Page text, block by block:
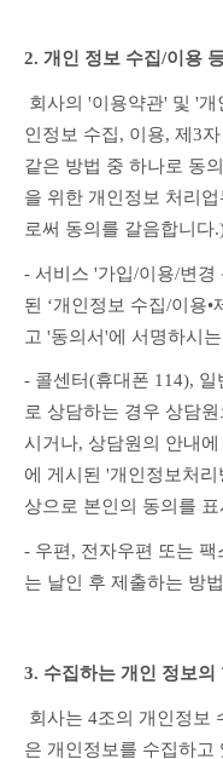
2. 개인 정보 수집/이용
인정보 수집, 이용, 제3
같은 방법 중 하나로 동
을 위한 개인정보 처리
로써 동의를 갈음합니다
- 서비스 '가입/이용/변경
된 ‘개인정보 수집/이용
고 '동의서'에 서명하시
- 콜센터(휴대폰 114),
로 상담하는 경우 상담
시거나, 상담원의 안내
에 게시된 '개인정보처
상으로 본인의 동의를 표
- 우편, 전자우편 또는
는 날인 후 제출하는 방
3. 수집하는 개인 정보의
은 개인정보를 수집하고